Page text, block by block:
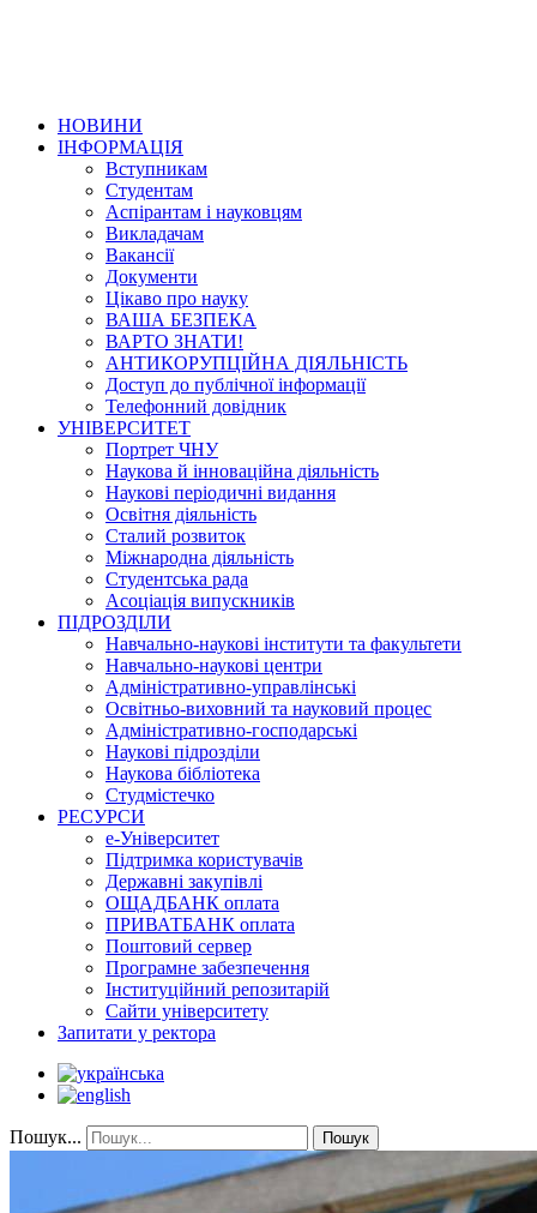
НОВИНИ
ІНФОРМАЦІЯ
Вступникам
Студентам
Аспірантам і науковцям
Викладачам
Вакансії
Документи
Цікаво про науку
ВАША БЕЗПЕКА
ВАРТО ЗНАТИ!
АНТИКОРУПЦІЙНА ДІЯЛЬНІСТЬ
Доступ до публічної інформації
Телефонний довідник
УНІВЕРСИТЕТ
Портрет ЧНУ
Наукова й інноваційна діяльність
Наукові періодичні видання
Освітня діяльність
Сталий розвиток
Міжнародна діяльність
Студентська рада
Асоціація випускників
ПІДРОЗДІЛИ
Навчально-наукові інститути та факультети
Навчально-наукові центри
Адміністративно-управлінські
Освітньо-виховний та науковий процес
Адміністративно-господарські
Наукові підрозділи
Наукова бібліотека
Студмістечко
РЕСУРСИ
е-Університет
Підтримка користувачів
Державні закупівлі
ОЩАДБАНК оплата
ПРИВАТБАНК оплата
Поштовий сервер
Програмне забезпечення
Інституційний репозитарій
Сайти університету
Запитати у ректора
Пошук... Пошук